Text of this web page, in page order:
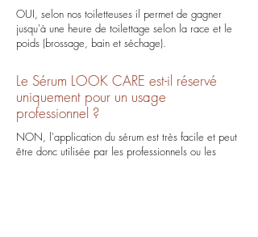
OUI, selon nos toiletteuses il permet de gagner
jusqu'à une heure de toilettage selon la race et le
poids (brossage, bain et séchage).
Le Sérum LOOK CARE est-il réservé
uniquement pour un usage
professionnel ?
NON, l'application du sérum est très facile et peut
être donc utilisée par les professionnels ou les